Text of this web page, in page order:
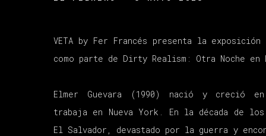
VETA by Fer Francés presenta la
como parte de Dirty Realism: Otra Noche en
Elmer Guevara (1990) nació y creció en
trabaja en Nueva York. En la década de
El Salvador, devastado por la guerra y